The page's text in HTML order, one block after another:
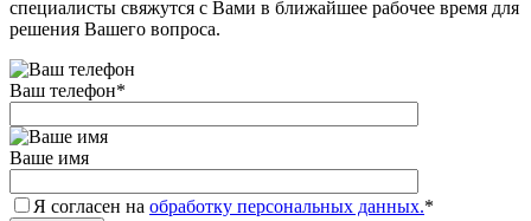
специалисты свяжутся с Вами в ближайшее рабочее время для
решения Вашего вопроса.
Ваш телефон*
Ваше имя
Я согласен на обработку персональных данных.*